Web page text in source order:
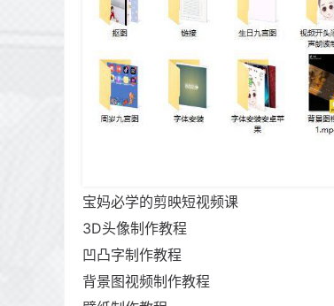
宝妈必学的剪映短视频课
3D头像制作教程
凹凸字制作教程
背景图视频制作教程